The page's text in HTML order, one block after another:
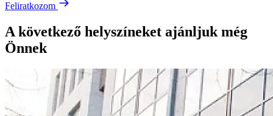
Feliratkozom
A következő helyszíneket ajánljuk még
Önnek